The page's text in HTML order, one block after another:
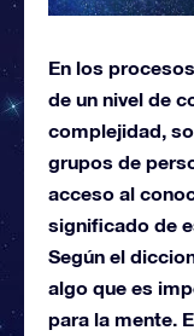
En los
de un nivel de
complejidad,
grupos de
acceso al
significado de
Según el
algo que es
para la mente.